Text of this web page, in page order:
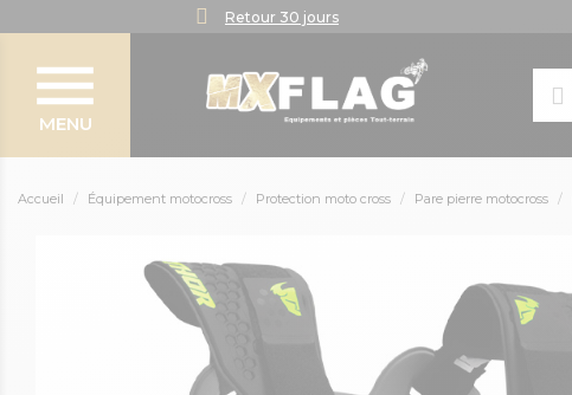
Retour 30 jours
MENU
Accueil Équipement motocross Protection moto cross Pare pierre motocross